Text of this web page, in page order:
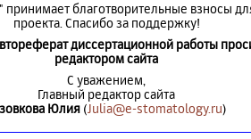
принимает благотворительные взносы
проекта. Спасибо за поддержку!
диссертационной работы
редактором сайта
С уважением,
Главный редактор сайта
Юлия (Julia@e-stomatology.ru)